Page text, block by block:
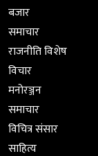
बजार
समाचार
राजनीति विशेष
विचार
मनोरञ्जन
समाचार
विचित्र संसार
साहित्य